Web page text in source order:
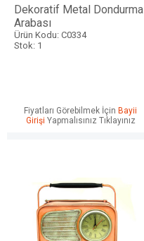
Dekoratif Metal Dondurma
Arabası
Ürün Kodu: C0334
Stok: 1
Fiyatları Görebilmek İçin Bayii
Girişi Yapmalısınız Tıklayınız